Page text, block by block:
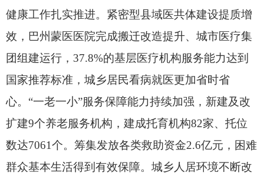
健康工作扎实推进。 紧密型县域医共体建设提质增
效， 巴州蒙医医院完成搬迁改造提升、 城市医疗集
团组建运行， 37.8%的基层医疗机构服务能力达到
国家推荐标准， 城乡居民看病就医更加省时省
心。 “一老一小”服务保障能力持续加强， 新建及改
扩建9个养老服务机构， 建成托育机构82家、 托位
数达7061个。 筹集发放各类救助资金2.6亿元， 困难
群众基本生活得到有效保障。 城乡人居环境不断改